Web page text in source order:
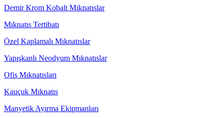
Demir Krom Kobalt Mıknatıslar
Mıknatıs Tertibatı
Özel Kaplamalı Mıknatıslar
Yapışkanlı Neodyum Mıknatıslar
Ofis Mıknatısları
Kauçuk Mıknatıs
Manyetik Ayırma Ekipmanları